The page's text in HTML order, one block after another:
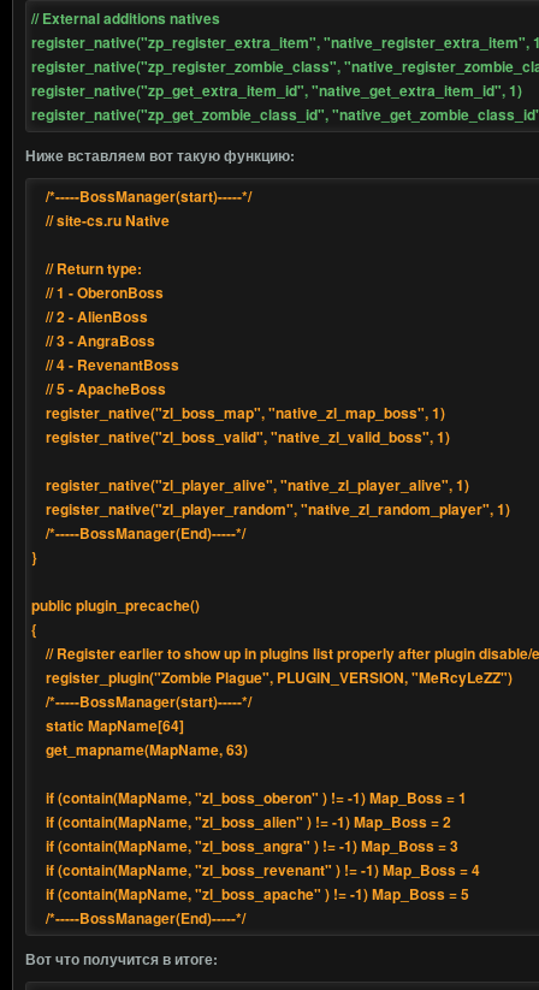
// External additions natives
register_native("zp_register_extra_item", "native_register_extra_item",
register_native("zp_register_zombie_class",
register_native("zp_get_extra_item_id", "native_get_extra_item_id", 1)
register_native("zp_get_zombie_class_id",
Ниже вставляем вот такую функцию:
/*-----BossManager(start)-----*/
// site-cs.ru Native
// Return type:
// 1 - OberonBoss
// 2 - AlienBoss
// 3 - AngraBoss
// 4 - RevenantBoss
// 5 - ApacheBoss
register_native("zl_boss_map", "native_zl_map_boss", 1)
register_native("zl_boss_valid", "native_zl_valid_boss", 1)
register_native("zl_player_alive", "native_zl_player_alive", 1)
register_native("zl_player_random", "native_zl_random_player", 1)
/*-----BossManager(End)-----*/
}
public plugin_precache()
{
// Register earlier to show up in plugins list properly after plugin disable/
register_plugin("Zombie Plague", PLUGIN_VERSION, "MeRcyLeZZ")
/*-----BossManager(start)-----*/
static MapName[64]
get_mapname(MapName, 63)
if (contain(MapName, "zl_boss_oberon" ) != -1) Map_Boss = 1
if (contain(MapName, "zl_boss_alien" ) != -1) Map_Boss = 2
if (contain(MapName, "zl_boss_angra" ) != -1) Map_Boss = 3
if (contain(MapName, "zl_boss_revenant" ) != -1) Map_Boss = 4
if (contain(MapName, "zl_boss_apache" ) != -1) Map_Boss = 5
/*-----BossManager(End)-----*/
Вот что получится в итоге: